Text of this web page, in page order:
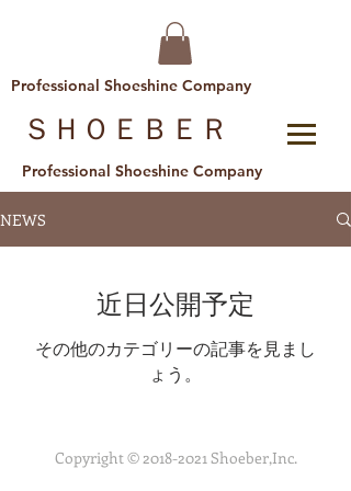
Professional Shoeshine Company
​ＳＨＯＥＢＥＲ
Professional Shoeshine Company
NEWS
近日公開予定
その他のカテゴリーの記事を見まし
ょう。
Copyright ©2018-2021Shoeber,Inc.